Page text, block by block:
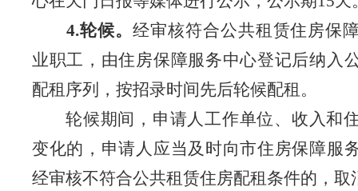
4.轮候。 经审核符合公共租赁住房保
业职工，由住房保障服务中心登记后纳入
配租序列，按招录时间先后轮候配租。
轮候期间，申请人工作单位、收入和
变化的，申请人应当及时向市住房保障服
经审核不符合公共租赁住房配租条件的，取